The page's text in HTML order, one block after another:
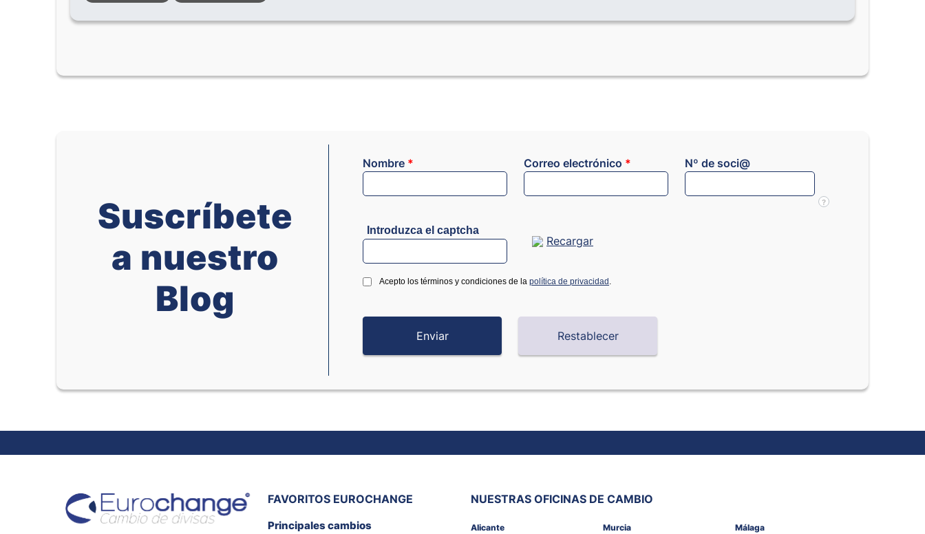
Suscríbete
a nuestro
Blog
Nombre * Correo electrónico * Nº de soci@
?
Introduzca el captcha
Recargar
Acepto los términos y condiciones de la política de privacidad
FAVORITOS EUROCHANGE
Principales cambios
NUESTRAS OFICINAS DE CAMBIO
Alicante
Murcia
Málaga